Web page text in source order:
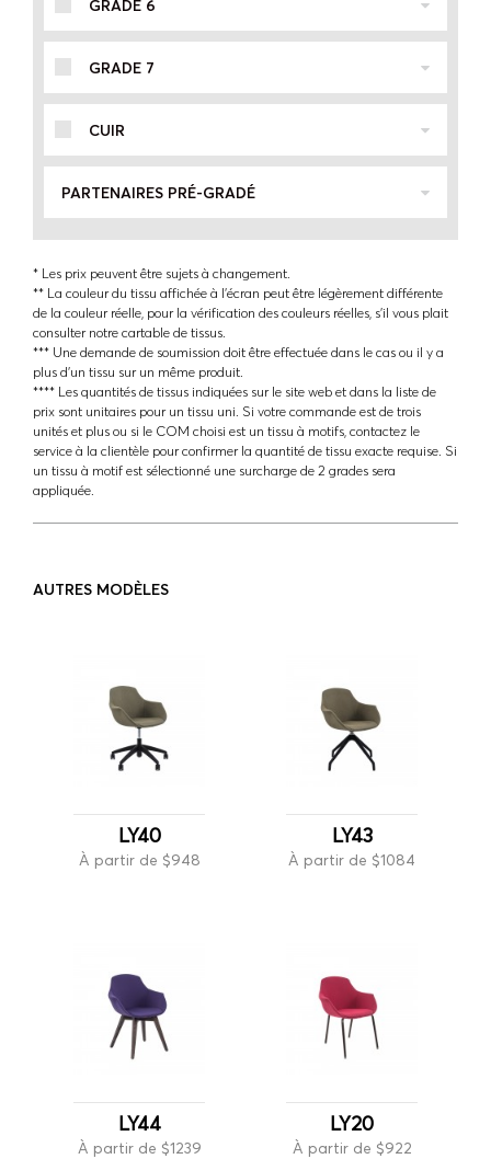
GRADE 6
GRADE 7
CUIR
PARTENAIRES PRÉ-GRADÉ
* Les prix peuvent être sujets à changement.
** La couleur du tissu affichée à l'écran peut être légèrement différente
de la couleur réelle, pour la vérification des couleurs réelles, s'il vous plait
consulter notre cartable de tissus.
*** Une demande de soumission doit être effectuée dans le cas ou il y a
plus d'un tissu sur un même produit.
**** Les quantités de tissus indiquées sur le site web et dans la liste de
prix sont unitaires pour un tissu uni. Si votre commande est de trois
unités et plus ou si le COM choisi est un tissu à motifs, contactez le
service à la clientèle pour confirmer la quantité de tissu exacte requise. Si
un tissu à motif est sélectionné une surcharge de 2 grades sera
appliquée.
AUTRES MODÈLES
LY40
À partir de $948
LY43
À partir de $1084
LY44
À partir de $1239
LY20
À partir de $922